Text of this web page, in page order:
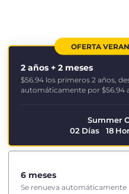
OFERTA
2 años + 2 meses
$56.94 los primeros 2 años,
automáticamente por $56.94
Summer
02 Días 18
6 meses
Se renueva automáticamente